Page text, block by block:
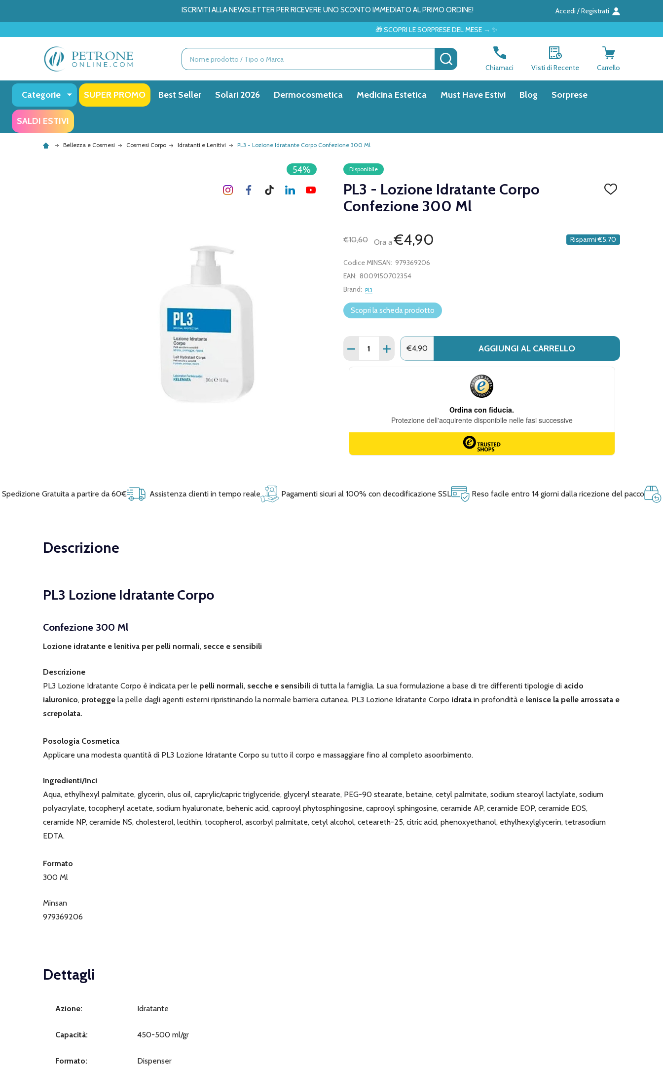
ISCRIVITI ALLA NEWSLETTER PER RICEVERE UNO SCONTO IMMEDIATO AL PRIMO ORDINE! Accedi / Registrati
🎁 SCOPRI LE SORPRESE DEL MESE → ✨
Ricerca CERCA
Chiamaci Visti di Recente Carrello
Categorie SUPER PROMO Best Seller Solari 2026 Dermocosmetica Medicina Estetica Must Have Estivi Blog Sorprese
SALDI ESTIVI
Bellezza e Cosmesi Cosmesi Corpo Idratanti e Lenitivi PL3 - Lozione Idratante Corpo Confezione 300 Ml
Disponibile
PL3 - Lozione Idratante Corpo
Confezione 300 Ml
AGGIUNGI
€10,60
Ora a€4,90 Risparmi €5,70
54%
Codice MINSAN: 979369206
EAN: 8009150702354
Brand: Pl3
Scopri la scheda prodotto
Quantità:
DIMINUISCI QUANTITÀ DI PL3 - LOZIONE IDRATANTE CORPO CONFEZIONE 300 ML
AUMENTA QUANTITÀ DI PL3 - LOZIONE IDRATANTE CORPO CONFEZIONE
€4,90 AGGIUNGI AL CARRELLO
Spedizione Gratuita a partire da 60€ Assistenza clienti in tempo reale Pagamenti sicuri al 100% con decodificazione SSL Reso facile entro 14 giorni dalla ricezione del pacco
Descrizione
PL3 Lozione Idratante Corpo
Confezione 300 Ml
Lozione idratante e lenitiva per pelli normali, secce e sensibili
Descrizione
PL3 Lozione Idratante Corpo è indicata per le pelli normali, secche e sensibili di tutta la famiglia. La sua formulazione a base di tre differenti tipologie di acido
ialuronico, protegge la pelle dagli agenti esterni ripristinando la normale barriera cutanea. PL3 Lozione Idratante Corpo idrata in profondità e lenisce la pelle arrossata e
screpolata.
Posologia Cosmetica
Applicare una modesta quantità di PL3 Lozione Idratante Corpo su tutto il corpo e massaggiare fino al completo asoorbimento.
Ingredienti/Inci
Aqua, ethylhexyl palmitate, glycerin, olus oil, caprylic/capric triglyceride, glyceryl stearate, PEG-90 stearate, betaine, cetyl palmitate, sodium stearoyl lactylate, sodium
polyacrylate, tocopheryl acetate, sodium hyaluronate, behenic acid, caprooyl phytosphingosine, caprooyl sphingosine, ceramide AP, ceramide EOP, ceramide EOS,
ceramide NP, ceramide NS, cholesterol, lecithin, tocopherol, ascorbyl palmitate, cetyl alcohol, ceteareth-25, citric acid, phenoxyethanol, ethylhexylglycerin, tetrasodium
EDTA.
Formato
300 Ml
Minsan
979369206
Dettagli
Azione: Idratante
Capacità: 450-500 ml/gr
Formato: Dispenser